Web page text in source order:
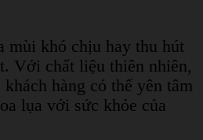
mùi khó chịu hay thu hút
Với chất liệu thiên nhiên,
hàng có thể yên tâm
lụa với sức khỏe của